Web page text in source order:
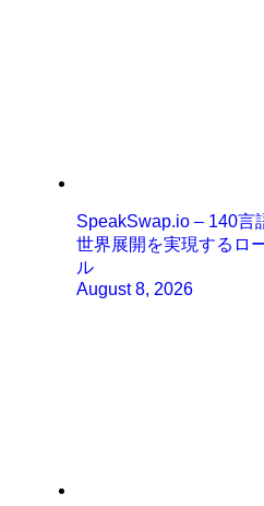
SpeakSwap.io – 140言
世界展開を実現するロ
ル
August 8, 2026